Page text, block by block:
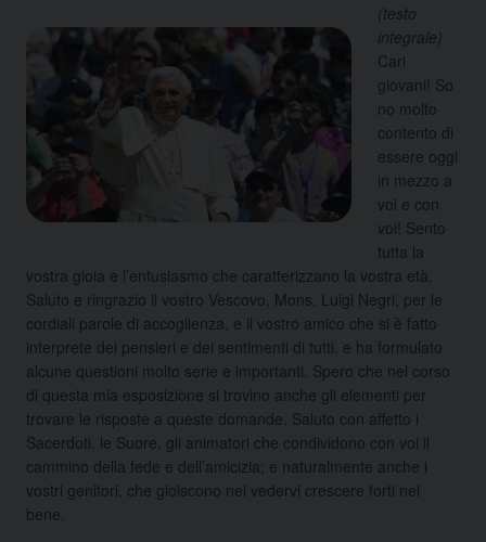
(testo
integrale)
Cari
giovani! So
no molto
contento di
essere oggi
in mezzo a
voi e con
voi! Sento
tutta la
vostra gioia e l’entusiasmo che caratterizzano la vostra età.
Saluto e ringrazio il vostro Vescovo, Mons. Luigi Negri, per le
cordiali parole di accoglienza, e il vostro amico che si è fatto
interprete dei pensieri e dei sentimenti di tutti, e ha formulato
alcune questioni molto serie e importanti. Spero che nel corso
di questa mia esposizione si trovino anche gli elementi per
trovare le risposte a queste domande. Saluto con affetto i
Sacerdoti, le Suore, gli animatori che condividono con voi il
cammino della fede e dell’amicizia; e naturalmente anche i
vostri genitori, che gioiscono nel vedervi crescere forti nel
bene.